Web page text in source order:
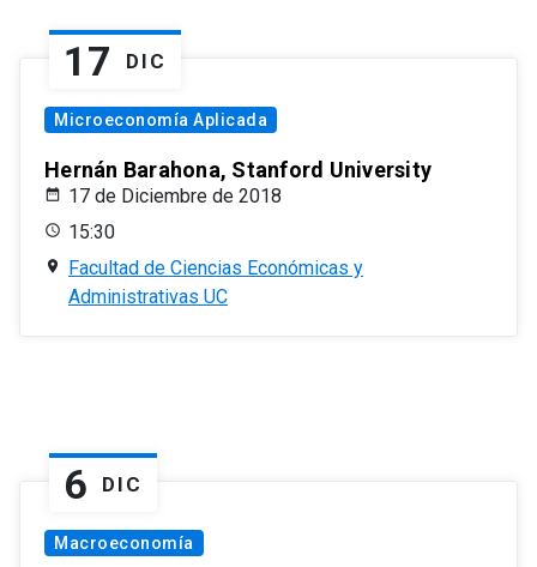
17 DIC
Microeconomía Aplicada
Hernán Barahona, Stanford University
17 de Diciembre de 2018
15:30
Facultad de Ciencias Económicas y
Administrativas UC
6 DIC
Macroeconomía